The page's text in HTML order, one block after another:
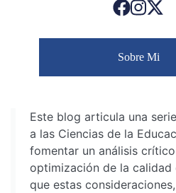
Sobre Mi
Este blog articula una
a las Ciencias de la
fomentar un análisis
optimización de la calidad
que estas